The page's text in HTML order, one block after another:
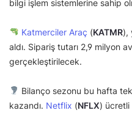
bilgi işlem sistemlerine sahip
Katmerciler Araç (KATMR),
aldı. Sipariş tutarı 2,9 milyon
gerçekleştirilecek.
Bilanço sezonu bu hafta
kazandı. Netflix (NFLX) ücretli